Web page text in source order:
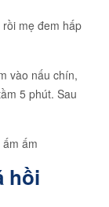
mẹ đem hấp
vào nấu chín,
5 phút. Sau
ấm
hồi